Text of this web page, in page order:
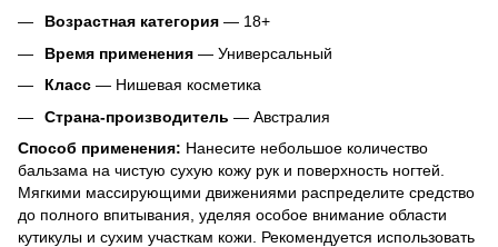
Возрастная категория — 18+
Время применения — Универсальный
Класс — Нишевая косметика
Страна-производитель — Австралия
Способ применения: Нанесите небольшое количество
бальзама на чистую сухую кожу рук и поверхность ногтей.
Мягкими массирующими движениями распределите средство
до полного впитывания, уделяя особое внимание области
кутикулы и сухим участкам кожи. Рекомендуется использовать